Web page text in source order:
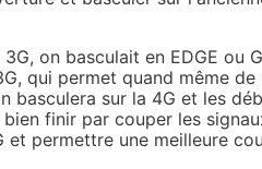
on basculait en EDGE ou
qui permet quand même
basculera sur la 4G et les
finir par couper les
et permettre une meilleure